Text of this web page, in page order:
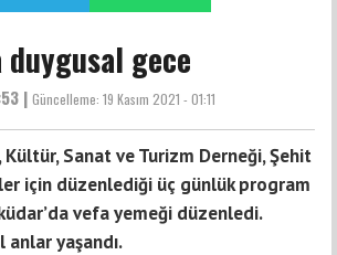
duygusal gece
| Güncelleme: 19 Kasım 2021 - 01:11
Kültür, Sanat ve Turizm Derneği, Şehit
için düzenlediği üç günlük program
vefa yemeği düzenledi.
anlar yaşandı.